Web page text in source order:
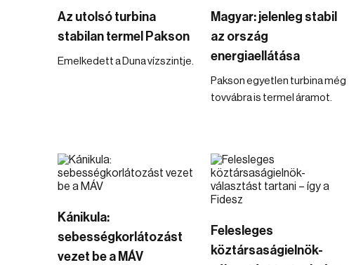
Az utolsó turbina
stabilan termel Pakson
Emelkedett a Duna vízszintje.
Magyar: jelenleg stabil
az ország
energiaellátása
Pakson egyetlen turbina még
tovvábra is termel áramot.
Kánikula:
sebességkorlátozást
vezet be a MÁV
Felesleges
köztársaságielnök-